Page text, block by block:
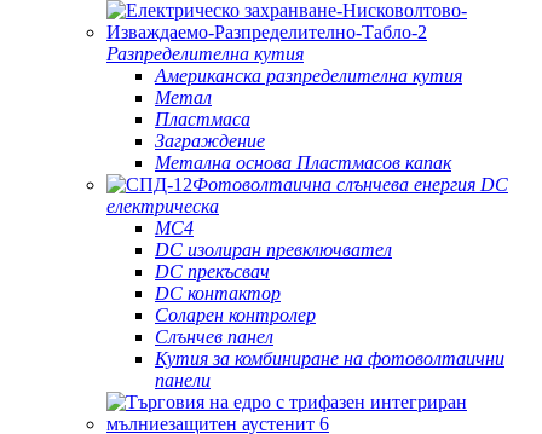
Разпределителна кутия
Американска разпределителна кутия
Метал
Пластмаса
Заграждение
Метална основа Пластмасов капак
Фотоволтаична слънчева енергия DC
електрическа
MC4
DC изолиран превключвател
DC прекъсвач
DC контактор
Соларен контролер
Слънчев панел
Кутия за комбиниране на фотоволтаични
панели